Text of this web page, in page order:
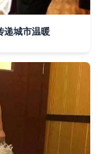
递城市温暖